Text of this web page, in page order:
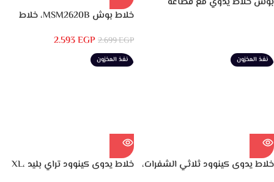
خلاط بوش MSM2620B، خلاط
2.699EGP
2.593EGP
نفذ المخزون
خلاط يدوى كينوود ثلاثي الشفرات،
نفذ المخزون
خلاط يدوى كينوود تراي بليد XL،